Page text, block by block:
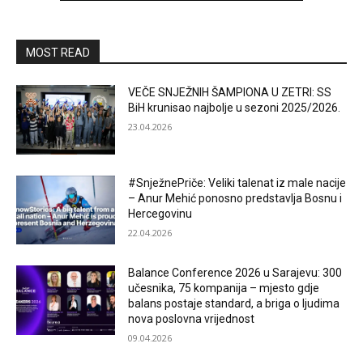
MOST READ
VEČE SNJEŽNIH ŠAMPIONA U ZETRI: SS
BiH krunisao najbolje u sezoni 2025/2026.
23.04.2026
#SnježnePriče: Veliki talenat iz male nacije
– Anur Mehić ponosno predstavlja Bosnu i
Hercegovinu
22.04.2026
Balance Conference 2026 u Sarajevu: 300
učesnika, 75 kompanija – mjesto gdje
balans postaje standard, a briga o ljudima
nova poslovna vrijednost
09.04.2026